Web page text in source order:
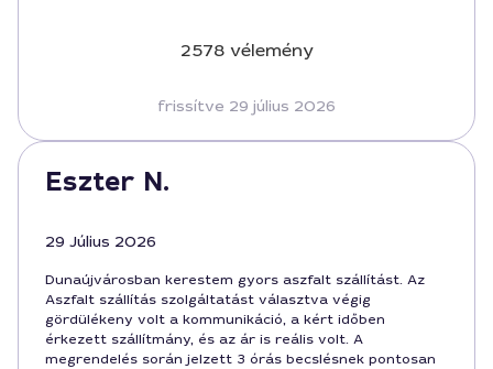
2578 vélemény
frissítve 29 július 2026
Eszter N.
29 Július 2026
Dunaújvárosban kerestem gyors aszfalt szállítást. Az
Aszfalt szállítás szolgáltatást választva végig
gördülékeny volt a kommunikáció, a kért időben
érkezett szállítmány, és az ár is reális volt. A
megrendelés során jelzett 3 órás becslésnek pontosan